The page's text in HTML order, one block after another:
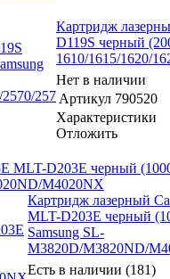
Картридж
D119S черный
1610/1615/1620/
Нет в наличии
Артикул 790520
Характеристики
Отложить
MLT-D203E черный
M4020NX
Картридж лазерный
MLT-D203E черный
Samsung SL-
M3820D/M3820ND/
Есть в наличии (181)